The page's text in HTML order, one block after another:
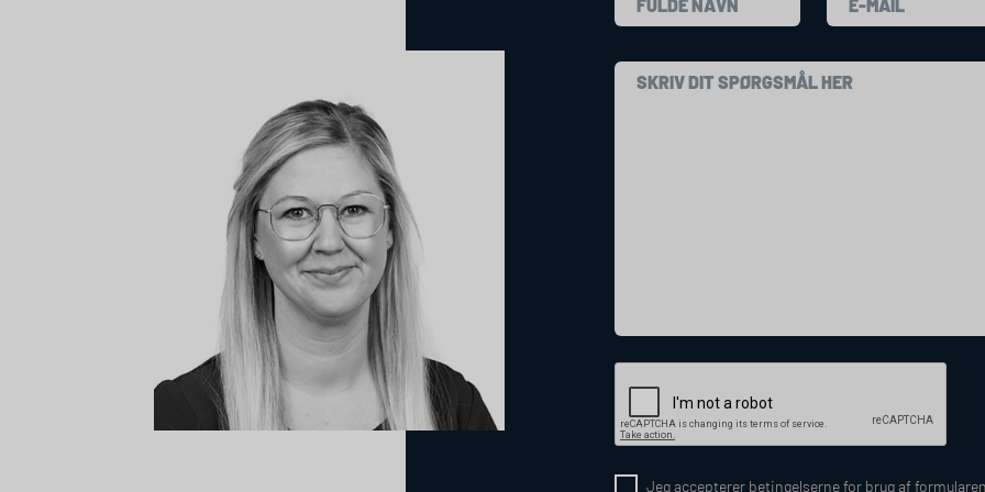
Jeg accepterer betingelserne for brug af